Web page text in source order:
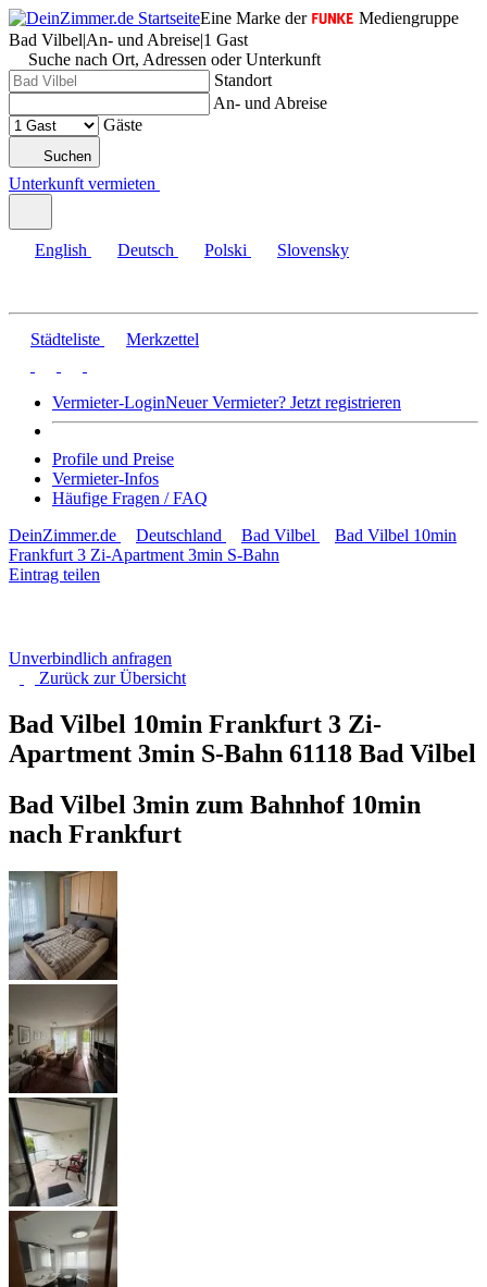
Eine Marke der
Mediengruppe
Bad Vilbel|An- und Abreise|1 Gast
Suche nach Ort, Adressen oder Unterkunft
Standort
An- und Abreise
Gäste
Suchen
Unterkunft vermieten
English Deutsch Polski Slovensky
Städteliste Merkzettel
Vermieter-LoginNeuer Vermieter? Jetzt registrieren
Profile und Preise
Vermieter-Infos
Häufige Fragen / FAQ
DeinZimmer.de
Deutschland Bad Vilbel
Bad Vilbel 10min
Frankfurt 3 Zi-Apartment 3min S-Bahn
Eintrag teilen
Unverbindlich anfragen
Zurück zurÜbersicht
Bad Vilbel 10min Frankfurt 3 Zi-
Apartment 3min S-Bahn 61118 Bad Vilbel
Bad Vilbel 3min zum Bahnhof 10min
nach Frankfurt